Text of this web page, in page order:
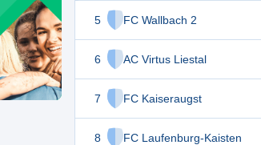
5 FC Wallbach 2
6 AC Virtus Liestal
7 FC Kaiseraugst
8 FC Laufenburg-Kaisten